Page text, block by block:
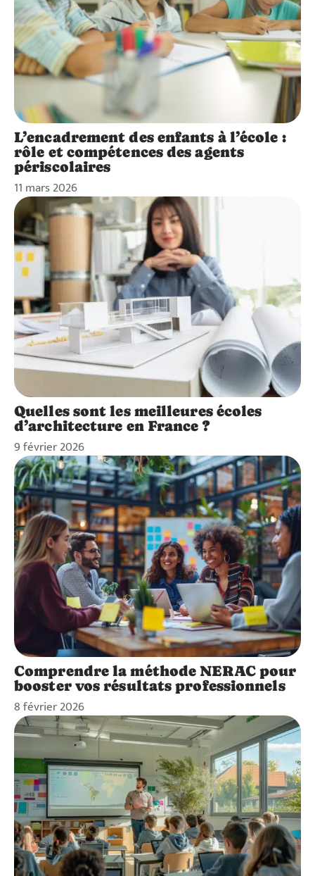
L’encadrement des enfants à l’école :
rôle et compétences des agents
périscolaires
11 mars 2026
Quelles sont les meilleures écoles
d’architecture en France ?
9 février 2026
Comprendre la méthode NERAC pour
booster vos résultats professionnels
8 février 2026